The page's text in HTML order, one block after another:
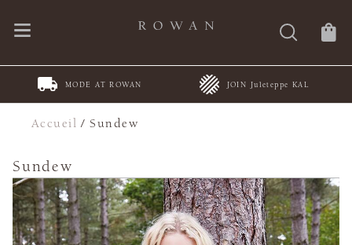
MODE AT ROWAN JOIN Juleteppe KAL
Accueil /Sundew
Sundew